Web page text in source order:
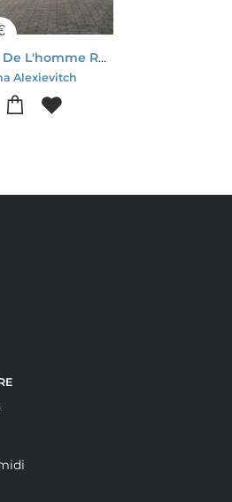
La Fin De L'homme Rouge Ou Le Temps Du Desenchantement
Alexievitch